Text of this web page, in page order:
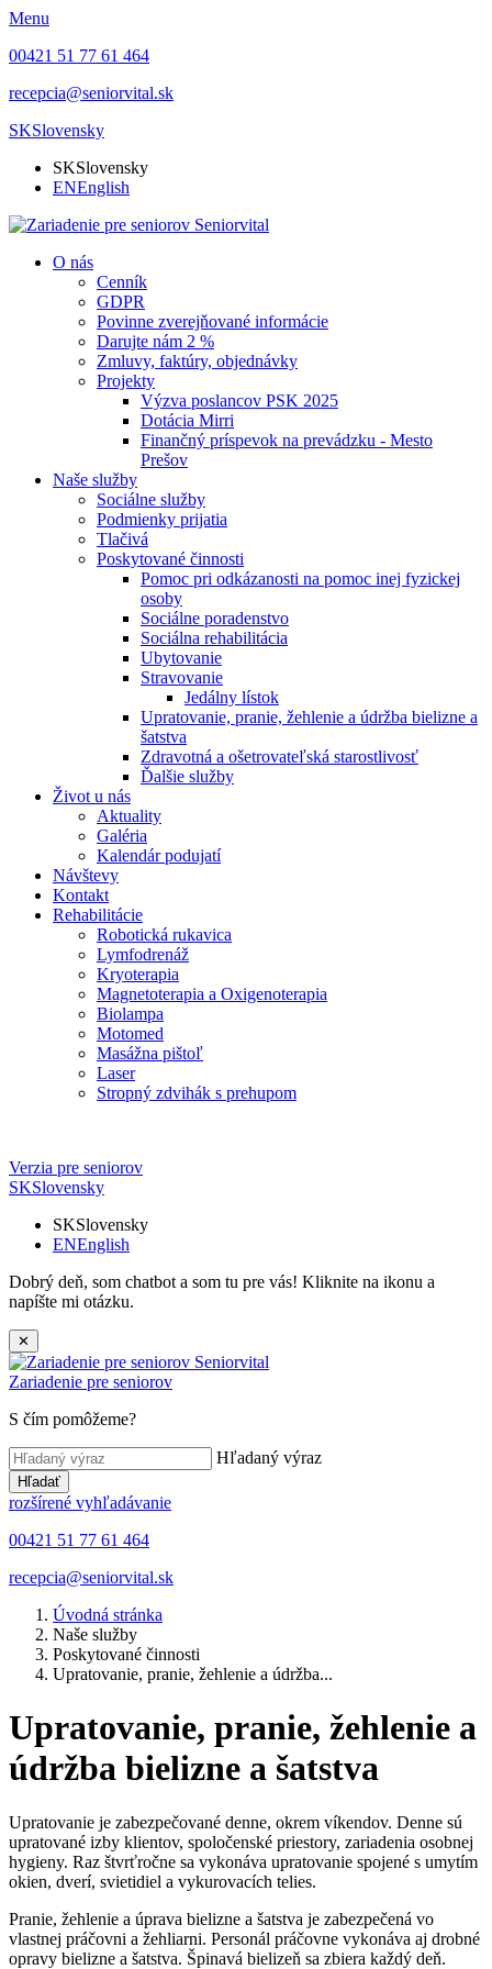
Menu
00421 51 77 61 464
recepcia@seniorvital.sk
SKSlovensky
SKSlovensky
ENEnglish
O nás
Cenník
GDPR
Povinne zverejňované informácie
Darujte nám 2 %
Zmluvy, faktúry, objednávky
Projekty
Výzva poslancov PSK 2025
Dotácia Mirri
Finančný príspevok na prevádzku - Mesto
Prešov
Naše služby
Sociálne služby
Podmienky prijatia
Tlačivá
Poskytované činnosti
Pomoc pri odkázanosti na pomoc inej fyzickej
osoby
Sociálne poradenstvo
Sociálna rehabilitácia
Ubytovanie
Stravovanie
Jedálny lístok
Upratovanie, pranie, žehlenie a údržba bielizne a
šatstva
Zdravotná a ošetrovateľská starostlivosť
Ďalšie služby
Život u nás
Aktuality
Galéria
Kalendár podujatí
Návštevy
Kontakt
Rehabilitácie
Robotická rukavica
Lymfodrenáž
Kryoterapia
Magnetoterapia a Oxigenoterapia
Biolampa
Motomed
Masážna pištoľ
Laser
Stropný zdvihák s prehupom
Verzia pre seniorov
SKSlovensky
SKSlovensky
ENEnglish
Dobrý deň, som chatbot a som tu pre vás! Kliknite na ikonu a
napíšte mi otázku.
✕
Zariadenie pre seniorov
S čím pomôžeme?
Hľadaný výraz
Hľadať
rozšírené vyhľadávanie
00421 51 77 61 464
recepcia@seniorvital.sk
Úvodná stránka
Naše služby
Poskytované činnosti
Upratovanie, pranie, žehlenie a údržba...
Upratovanie, pranie, žehlenie a
údržba bielizne a šatstva
Upratovanie je zabezpečované denne, okrem víkendov. Denne sú
upratované izby klientov, spoločenské priestory, zariadenia osobnej
hygieny. Raz štvrťročne sa vykonáva upratovanie spojené s umytím
okien, dverí, svietidiel a vykurovacích telies.
Pranie, žehlenie a úprava bielizne a šatstva je zabezpečená vo
vlastnej práčovni a žehliarni. Personál práčovne vykonáva aj drobné
opravy bielizne a šatstva. Špinavá bielizeň sa zbiera každý deň.